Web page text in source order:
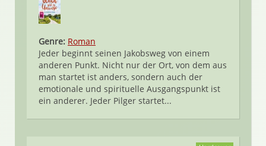
Genre: Roman
Jeder beginnt seinen Jakobsweg von einem
anderen Punkt. Nicht nur der Ort, von dem aus
man startet ist anders, sondern auch der
emotionale und spirituelle Ausgangspunkt ist
ein anderer. Jeder Pilger startet...